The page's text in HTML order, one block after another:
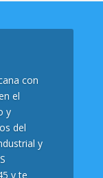
con
el
y
del
y
y te